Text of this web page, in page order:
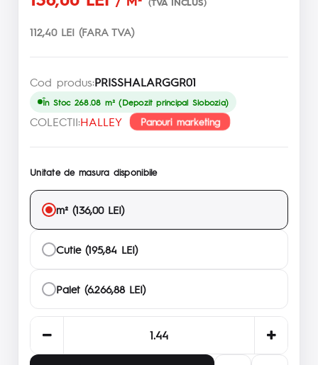
112,40 LEI (FARA TVA)
Cod produs:PRISSHALARGGR01
În Stoc 268.08 m² (Depozit principal Slobozia)
COLECTII:HALLEY Panouri marketing
Unitate de masura disponibile
m² (136,00 LEI)
Cutie (195,84 LEI)
Palet (6.266,88 LEI)